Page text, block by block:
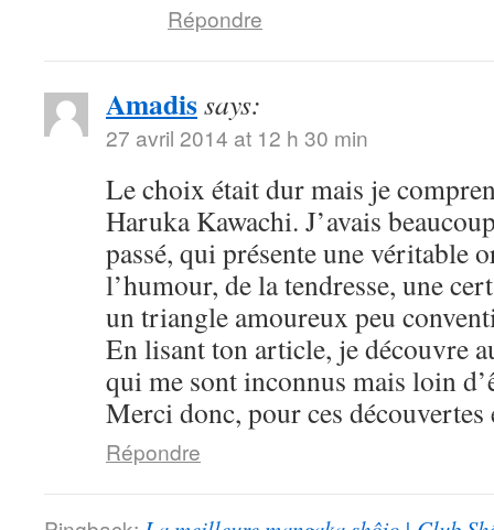
Répondre
Amadissays:
27 avril 2014 at 12 h 30 min
Le choix était dur mais je
Haruka Kawachi. J’avais
passé, qui présente une véritable
l’humour, de la tendresse, une
un triangle amoureux peu
En lisant ton article, je découvre
qui me sont inconnus mais loin
Merci donc, pour ces
Répondre